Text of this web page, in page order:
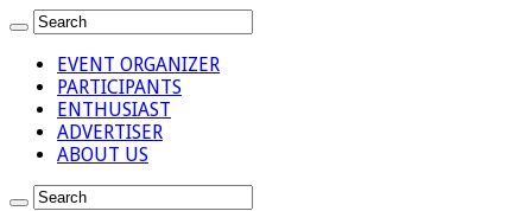
EVENT ORGANIZER
PARTICIPANTS
ENTHUSIAST
ADVERTISER
ABOUT US